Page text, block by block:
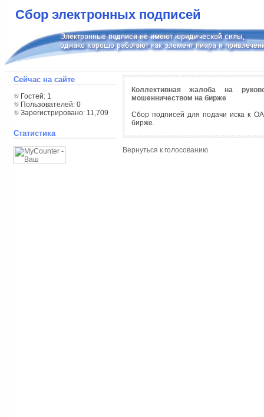
Сбор электронных подписей
Сейчас на сайте
Гостей: 1
Пользователей: 0
Зарегистрировано: 11,709
Статистика
Коллективная жалоба на
мошенничеством на бирже
Сбор подписей для подачи иска к
бирже.
Вернуться к голосованию